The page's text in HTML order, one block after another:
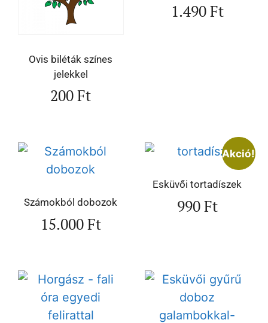
Ovis biléták színes
jelekkel
200Ft
1.490Ft
Számokból dobozok
15.000Ft
Akció!
Esküvői tortadíszek
990Ft